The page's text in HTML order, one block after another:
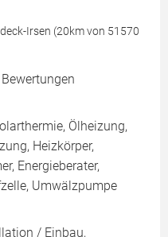
Irsen (20km von 51570
Ölheizung,
Heizkörper,
Energieberater,
Umwälzpumpe
/ Einbau,